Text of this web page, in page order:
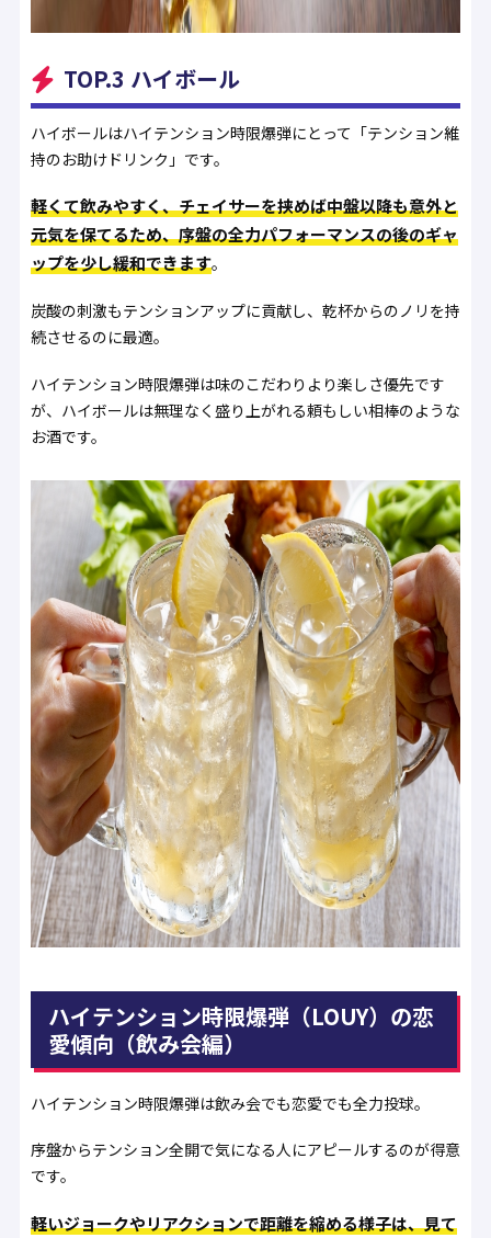
TOP.3 ハイボール
ハイボールはハイテンション時限爆弾にとって「テンション維
持のお助けドリンク」です。
軽くて飲みやすく、チェイサーを挟めば中盤以降も意外と
元気を保てるため、序盤の全力パフォーマンスの後のギャ
ップを少し緩和できます。
炭酸の刺激もテンションアップに貢献し、乾杯からのノリを持
続させるのに最適。
ハイテンション時限爆弾は味のこだわりより楽しさ優先です
が、ハイボールは無理なく盛り上がれる頼もしい相棒のような
お酒です。
ハイテンション時限爆弾（LOUY）の恋
愛傾向（飲み会編）
ハイテンション時限爆弾は飲み会でも恋愛でも全力投球。
序盤からテンション全開で気になる人にアピールするのが得意
です。
軽いジョークやリアクションで距離を縮める様子は、見て